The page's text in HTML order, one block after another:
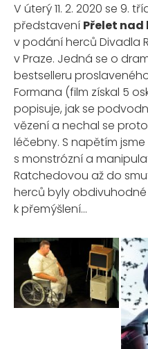
V úterý 11. 2. 2020 se 9.
představení Přelet
v podání herců Divadla
v Praze. Jedná se o
bestselleru
Formana (film získal 5
popisuje, jak se
vězení a nechal se
léčebny. S napětím
s monstrózní a
Ratchedovou až do
herců byly
k přemýšlení…